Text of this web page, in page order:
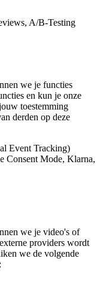
A/B-Testing
we je functies
en kun je onze
toestemming
derden op deze
Event Tracking)
Consent Mode, Klarna,
we je video's of
providers wordt
we de volgende